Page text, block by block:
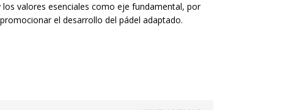
valores esenciales como eje fundamental, por
el desarrollo del pádel adaptado.